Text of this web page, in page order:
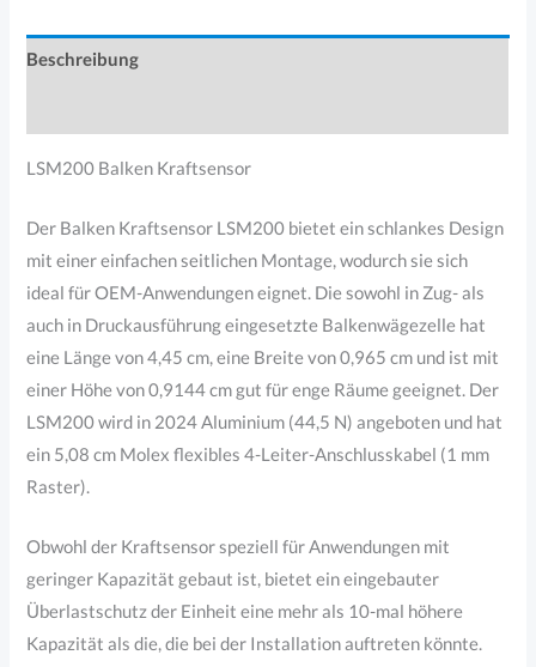
Beschreibung
LSM200 Balken Kraftsensor
Der Balken Kraftsensor LSM200 bietet ein schlankes Design
mit einer einfachen seitlichen Montage, wodurch sie sich
ideal für OEM-Anwendungen eignet. Die sowohl in Zug- als
auch in Druckausführung eingesetzte Balkenwägezelle hat
eine Länge von 4,45 cm, eine Breite von 0,965 cm und ist mit
einer Höhe von 0,9144 cm gut für enge Räume geeignet. Der
LSM200 wird in 2024 Aluminium (44,5 N) angeboten und hat
ein 5,08 cm Molex flexibles 4-Leiter-Anschlusskabel (1 mm
Raster).
Obwohl der Kraftsensor speziell für Anwendungen mit
geringer Kapazität gebaut ist, bietet ein eingebauter
Überlastschutz der Einheit eine mehr als 10-mal höhere
Kapazität als die, die bei der Installation auftreten könnte.